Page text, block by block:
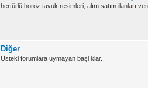
hertürlü horoz tavuk resimleri, alım satım ilanları
Diğer
Üsteki forumlara uymayan başlıklar.